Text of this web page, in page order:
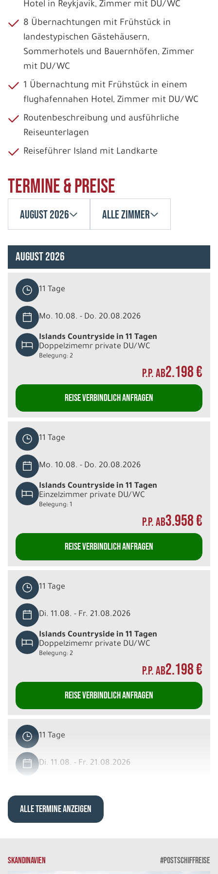
Hotel in Reykjavik, Zimmer mit DU/WC
8 Übernachtungen mit Frühstück in
landestypischen Gästehäusern,
Sommerhotels und Bauernhöfen, Zimmer
mit DU/WC
1 Übernachtung mit Frühstück in einem
flughafennahen Hotel, Zimmer mit DU/WC
Routenbeschreibung und ausführliche
Reiseunterlagen
Reiseführer Island mit Landkarte
Termine & Preise
August 2026 Alle Zimmer
August 2026
11 Tage
Mo. 10.08. - Do. 20.08.2026
Islands Countryside in 11 Tagen
Doppelzimemr private DU/WC
Belegung: 2
P.P. AB2.198 €
REISE VERBINDLICH ANFRAGEN
11 Tage
Mo. 10.08. - Do. 20.08.2026
Islands Countryside in 11 Tagen
Einzelzimmer private DU/WC
Belegung: 1
P.P. AB3.958 €
REISE VERBINDLICH ANFRAGEN
11 Tage
Di. 11.08. - Fr. 21.08.2026
Islands Countryside in 11 Tagen
Doppelzimemr private DU/WC
Belegung: 2
P.P. AB2.198 €
REISE VERBINDLICH ANFRAGEN
11 Tage
Di. 11.08. - Fr. 21.08.2026
ALLE TERMINE ANZEIGEN
SKANDINAVIEN #POSTSCHIFFREISE